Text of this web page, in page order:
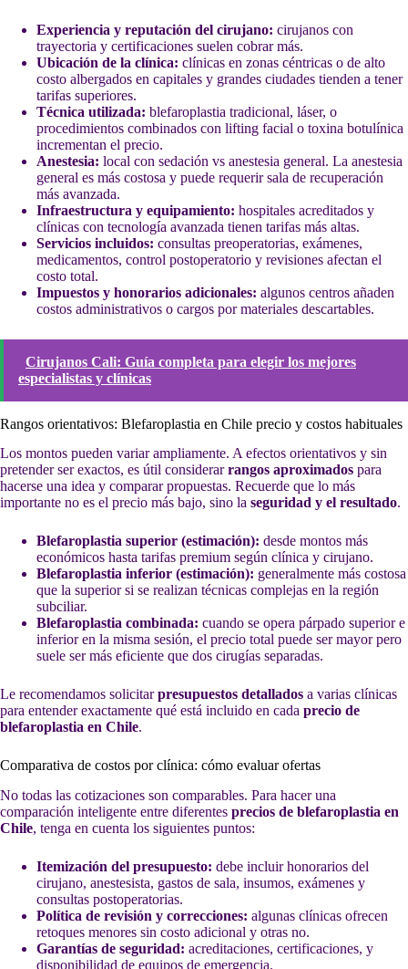
Experiencia y reputación del cirujano: cirujanos con
trayectoria y certificaciones suelen cobrar más.
Ubicación de la clínica: clínicas en zonas céntricas o de alto
costo albergados en capitales y grandes ciudades tienden a tener
tarifas superiores.
Técnica utilizada: blefaroplastia tradicional, láser, o
procedimientos combinados con lifting facial o toxina botulínica
incrementan el precio.
Anestesia: local con sedación vs anestesia general. La anestesia
general es más costosa y puede requerir sala de recuperación
más avanzada.
Infraestructura y equipamiento: hospitales acreditados y
clínicas con tecnología avanzada tienen tarifas más altas.
Servicios incluidos: consultas preoperatorias, exámenes,
medicamentos, control postoperatorio y revisiones afectan el
costo total.
Impuestos y honorarios adicionales: algunos centros añaden
costos administrativos o cargos por materiales descartables.
Cirujanos Cali: Guía completa para elegir los mejores
especialistas y clínicas
Rangos orientativos: Blefaroplastia en Chile precio y costos habituales
Los montos pueden variar ampliamente. A efectos orientativos y sin
pretender ser exactos, es útil considerarrangos aproximados para
hacerse una idea y comparar propuestas. Recuerde que lo más
importante no es el precio más bajo, sino la seguridad y el resultado.
Blefaroplastia superior (estimación): desde montos más
económicos hasta tarifas premium según clínica y cirujano.
Blefaroplastia inferior (estimación): generalmente más costosa
que la superior si se realizan técnicas complejas en la región
subciliar.
Blefaroplastia combinada: cuando se opera párpado superior e
inferior en la misma sesión, el precio total puede ser mayor pero
suele ser más eficiente que dos cirugías separadas.
Le recomendamos solicitarpresupuestos detallados a varias clínicas
para entender exactamente qué está incluido en cada precio de
blefaroplastia en Chile.
Comparativa de costos por clínica: cómo evaluar ofertas
No todas las cotizaciones son comparables. Para hacer una
comparación inteligente entre diferentes precios de blefaroplastia en
Chile, tenga en cuenta los siguientes puntos:
Itemización del presupuesto: debe incluir honorarios del
cirujano, anestesista, gastos de sala, insumos, exámenes y
consultas postoperatorias.
Política de revisión y correcciones: algunas clínicas ofrecen
retoques menores sin costo adicional y otras no.
Garantías de seguridad: acreditaciones, certificaciones, y
disponibilidad de equipos de emergencia.